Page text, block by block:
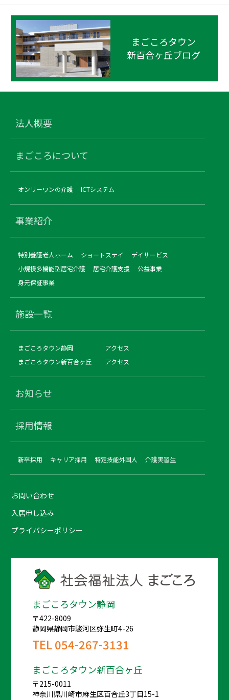
まごころタウン
新百合ヶ丘ブログ
法人概要
まごころについて
オンリーワンの介護 ICTシステム
事業紹介
特別養護老人ホーム ショートステイ
デイサービス
小規模多機能型居宅介護
居宅介護支援
公益事業
身元保証事業
施設一覧
まごころタウン静岡
アクセス
まごころタウン新百合ヶ丘
アクセス
お知らせ
採用情報
新卒採用 キャリア採用 特定技能外国人 介護実習生
お問い合わせ
入居申し込み
プライバシーポリシー
まごころタウン静岡
〒422-8009
静岡県静岡市駿河区弥生町4-26
TEL054-267-3131
まごころタウン新百合ヶ丘
〒215-0011
神奈川県川崎市麻生区百合丘3丁目15-1